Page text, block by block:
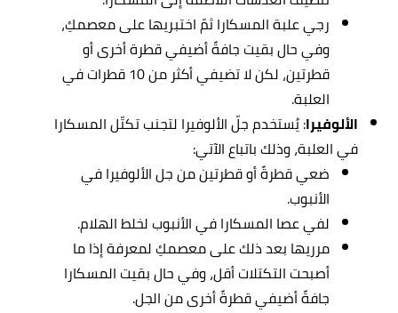
رجي علبة المسكارا ثمّ اختبريها على معصمكِ،
وفي حال بقيت جافةً أضيفي قطرة أخرى أو
قطرتين، لكن لا تضيفي أكثر من 10 قطرات في
العلبة.
الألوفيرا:يُستخدم جلّ الألوفيرا لتجنب تكتّل المسكارا
في العلبة، وذلك باتباع الآتي:
ضعي قطرةً أو قطرتين من جل الألوفيرا في
الأنبوب.
لفي عصا المسكارا في الأنبوب لخلط الهلام.
مرريها بعد ذلك على معصمكِ لمعرفة إذا ما
أصبحت التكتلات أقل، وفي حال بقيت المسكارا
جافةً أضيفي قطرةً أخرى من الجل.